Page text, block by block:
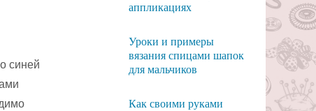
синей
аппликациях
Уроки и примеры
вязания спицами шапок
для мальчиков
Как своими руками